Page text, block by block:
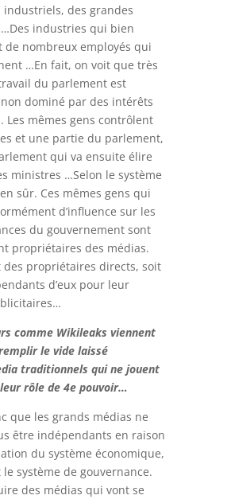
industriels, des grandes
industries qui bien
de nombreux employés qui
…En fait, on voit que très
du parlement est
dominé par des intérêts
Les mêmes gens contrôlent
et une partie du parlement,
qui va ensuite élire
ministres …Selon le système
sûr. Ces mêmes gens qui
d’influence sur les
du gouvernement sont
propriétaires des médias.
des propriétaires directs, soit
d’eux pour leur
comme Wikileaks viennent
le vide laissé
traditionnels qui ne jouent
rôle de 4e pouvoir…
que les grands médias ne
être indépendants en raison
du système économique,
système de gouvernance.
des médias qui vont se